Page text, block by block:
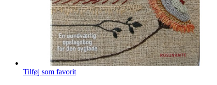
Tilføj som favorit